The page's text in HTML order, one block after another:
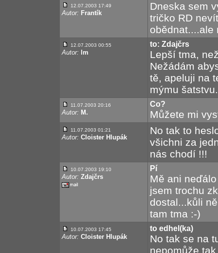
12.07.2003 17:49
Autor: Frantík
Dneska sem
tričko RD
obědnat....ale
12.07.2003 00:55
Autor: lm
to: Zdajčrs
Lepší tma,
Nežádám
tě, apeluji na
mýmu šatstvu.
11.07.2003 20:16
Autor: M.
Co?
Můžete mi
11.07.2003 01:21
Autor: Cloister Hlupák
No tak to
všichni za
nás chodí !!!
10.07.2003 19:10
Autor: Zdajčrs
Pí
Mě ani
jsem trochu
dostal...kůli
tam tma :-)
10.07.2003 17:45
Autor: Cloister Hlupák
to edhel(ka)
No tak se na
nepomůže